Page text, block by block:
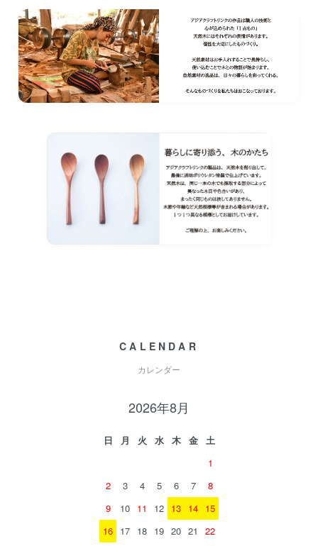
CALENDAR
カレンダー
2026年8月
日 月 火 水 木 金
土
1
2
3 4 5 6 7
8
9
10 11 12 13 14 15
16 17 18 19 20 21
22